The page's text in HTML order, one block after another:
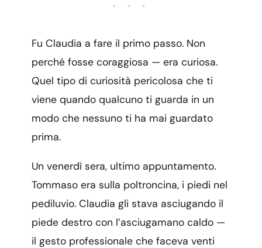
• • •
Fu Claudia a fare il primo passo. Non
perché fosse coraggiosa — era curiosa.
Quel tipo di curiosità pericolosa che ti
viene quando qualcuno ti guarda in un
modo che nessuno ti ha mai guardato
prima.
Un venerdì sera, ultimo appuntamento.
Tommaso era sulla poltroncina, i piedi nel
pediluvio. Claudia gli stava asciugando il
piede destro con l’asciugamano caldo —
il gesto professionale che faceva venti